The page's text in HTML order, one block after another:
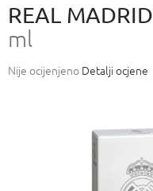
REAL MADRID
ml
Prosječna
Nije ocijenjeno Detalji ocjene